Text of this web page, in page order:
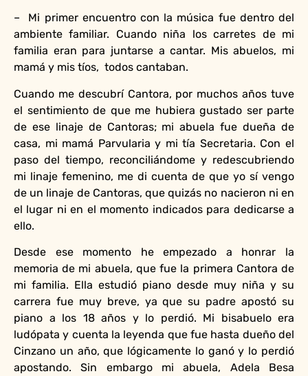
– Mi primer encuentro con la música fue dentro del
ambiente familiar. Cuando niña los carretes de mi
familia eran para juntarse a cantar. Mis abuelos, mi
mamá y mis tíos, todos cantaban.
Cuando me descubrí Cantora, por muchos años tuve
el sentimiento de que me hubiera gustado ser parte
de ese linaje de Cantoras; mi abuela fue dueña de
casa, mi mamá Parvularia y mi tía Secretaria. Con el
paso del tiempo, reconciliándome y redescubriendo
mi linaje femenino, me di cuenta de que yo sí vengo
de un linaje de Cantoras, que quizás no nacieron ni en
el lugar ni en el momento indicados para dedicarse a
ello.
Desde ese momento he empezado a honrar la
memoria de mi abuela, que fue la primera Cantora de
mi familia. Ella estudió piano desde muy niña y su
carrera fue muy breve, ya que su padre apostó su
piano a los 18 años y lo perdió. Mi bisabuelo era
ludópata y cuenta la leyenda que fue hasta dueño del
Cinzano un año, que lógicamente lo ganó y lo perdió
apostando. Sin embargo mi abuela, Adela Besa